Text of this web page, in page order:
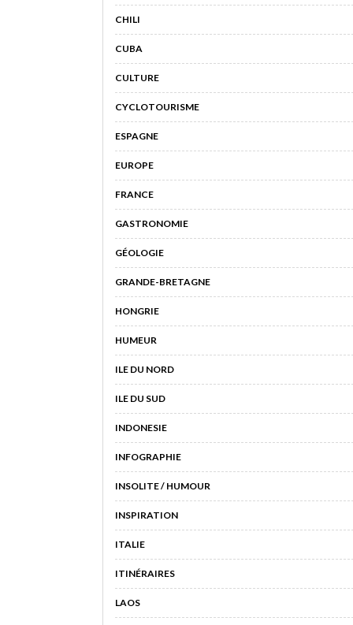
CHILI
CUBA
CULTURE
CYCLOTOURISME
ESPAGNE
EUROPE
FRANCE
GASTRONOMIE
GÉOLOGIE
GRANDE-BRETAGNE
HONGRIE
HUMEUR
ILE DU NORD
ILE DU SUD
INDONESIE
INFOGRAPHIE
INSOLITE / HUMOUR
INSPIRATION
ITALIE
ITINÉRAIRES
LAOS